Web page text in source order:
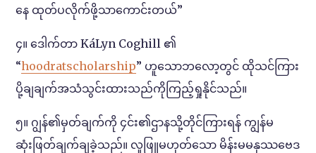
နေ ထုတ်ပလိုက်ဖို့သာကောင်းတယ်”
၄။ ဒေါက်တာ KáLyn Coghill ၏
“hoodratscholarship” ဟူသောဘလော့တွင် ထိုသင်ကြား
ပို့ချချက်အသံသွင်းထားသည်ကိုကြည့်ရှုနိုင်သည်။
၅။ ဂျွန်၏မှတ်ချက်ကို ၄င်း၏ဌာနသို့တိုင်ကြားရန် ကျွန်မ
ဆုံးဖြတ်ချက်ချခဲ့သည်။ လူဖြူမဟုတ်သော မိန်းမမနုဿဗေဒ